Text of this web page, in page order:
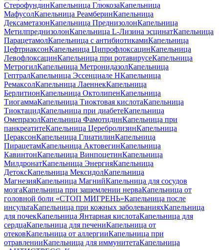
СтерофундинКапельница ГлюкозаКапельница
МафусолКапельница РеамберинКапельница
ДексаметазонКапельница ПреднизолонКапельница
МетилпреднизолонКапельница L-Лизина эсцинатКапельница
ПарацетамолКапельница с антибиотикамиКапельница
ЦефтриаксонКапельница ЦипрофлоксацинКапельница
ЛевофлоксацинКапельница при ротавирусеКапельница
МетрогилКапельница МетронидазолКапельница
ГептралКапельница Эссенциале НКапельница
РемаксолКапельница ЛаеннекКапельница
БерлитионКапельница ОктолипенКапельница
ТиогаммаКапельница Тиоктовая кислотаКапельница
ТиоктацидКапельница при диабетеКапельница
ОмепразолКапельница ФамотидинКапельница при
панкреатитеКапельница ЦеребролизинКапельница
ЦераксонКапельница ГлиатилинКапельница
ПирацетамКапельница АктовегинКапельница
КавинтонКапельница ВинпоцетинКапельница
МилдронатКапельница ЭнергияКапельница
ДетоксКапельница МексидолКапельница
МагнезияКапельница МагнийКапельница для сосудов
мозгаКапельница при защемлении нерваКапельница от
головной боли «СТОП МИГРЕНЬ»Капельница после
инсультаКапельница при кожных заболеванияхКапельница
для почекКапельница Янтарная кислотаКапельница для
сердцаКапельница для печениКапельница от
отековКапельница от аллергииКапельница при
отравленииКапельница для иммунитетаКапельница